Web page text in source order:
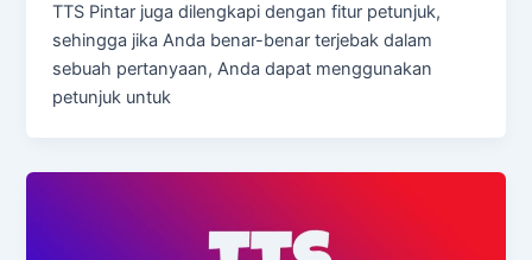
TTS Pintar juga dilengkapi dengan fitur petunjuk,
sehingga jika Anda benar-benar terjebak dalam
sebuah pertanyaan, Anda dapat menggunakan
petunjuk untuk